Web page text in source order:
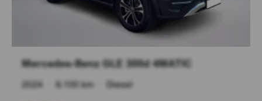
Mercedes-Benz GLE 300d 4MATIC
2024 9.100 km Diesel